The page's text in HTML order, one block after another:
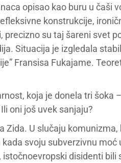
opisao kao buru u čaši
konstrukcije,
su taj šareni svet
Situacija je izgledala
Fransisa Fukajame.
koja je donela tri šoka
oni još uvek sanjaju?
U slučaju komunizma,
svoju subverzivnu
disidenti bili